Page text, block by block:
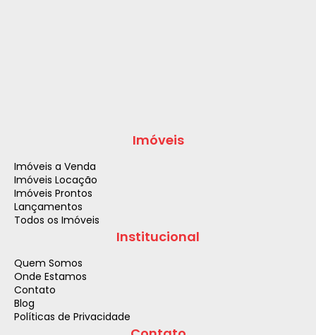
Imóveis
Imóveis a Venda
Imóveis Locação
Imóveis Prontos
Lançamentos
Todos os Imóveis
Institucional
Quem Somos
Onde Estamos
Contato
Blog
Políticas de Privacidade